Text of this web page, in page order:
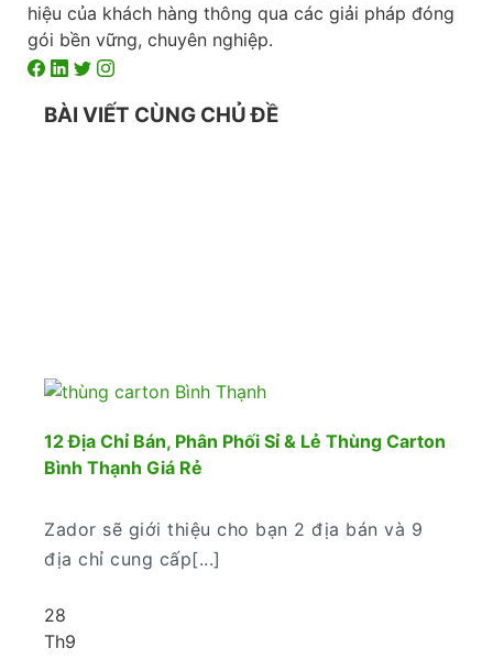
hiệu của khách hàng thông qua các giải pháp đóng
gói bền vững, chuyên nghiệp.
BÀI VIẾT CÙNG CHỦ ĐỀ
12 Địa Chỉ Bán, Phân Phối Sỉ & Lẻ Thùng Carton
Bình Thạnh Giá Rẻ
Zador sẽ giới thiệu cho bạn 2 địa bán và 9
địa chỉ cung cấp[...]
28
Th9